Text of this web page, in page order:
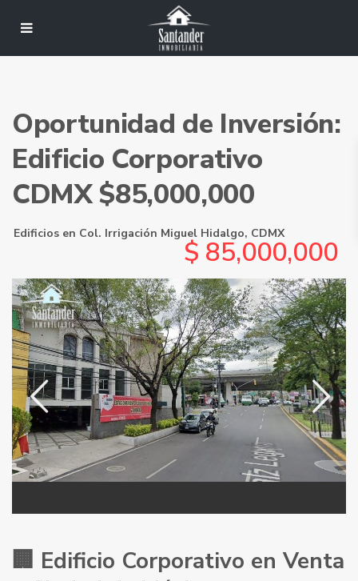
Oportunidad de Inversión:
Edificio Corporativo
CDMX $85,000,000
Edificios en Col. Irrigación Miguel Hidalgo, CDMX
$ 85,000,000
🏢 Edificio Corporativo en Venta